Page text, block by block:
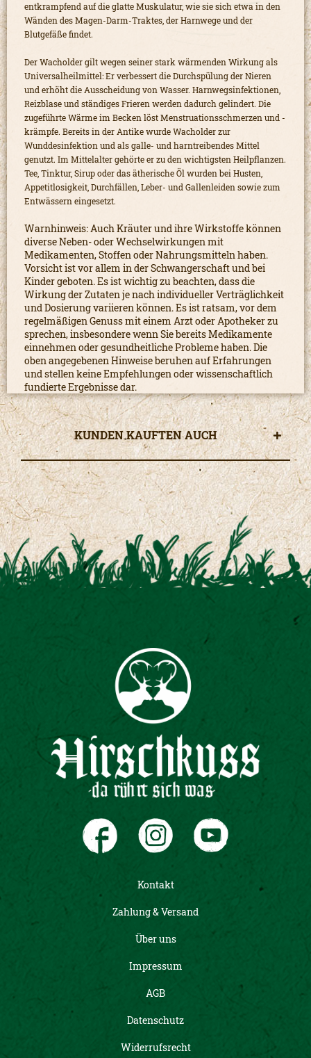
entkrampfend auf die glatte Muskulatur, wie sie sich etwa in den
Wänden des Magen-Darm-Traktes, der Harnwege und der
Blutgefäße findet.
Der Wacholder gilt wegen seiner stark wärmenden Wirkung als
Universalheilmittel: Er verbessert die Durchspülung der Nieren
und erhöht die Ausscheidung von Wasser. Harnwegsinfektionen,
Reizblase und ständiges Frieren werden dadurch gelindert. Die
zugeführte Wärme im Becken löst Menstruationsschmerzen und -
krämpfe. Bereits in der Antike wurde Wacholder zur
Wunddesinfektion und als galle- und harntreibendes Mittel
genutzt. Im Mittelalter gehörte er zu den wichtigsten Heilpflanzen.
Tee, Tinktur, Sirup oder das ätherische Öl wurden bei Husten,
Appetitlosigkeit, Durchfällen, Leber- und Gallenleiden sowie zum
Entwässern eingesetzt.
Warnhinweis: Auch Kräuter und ihre Wirkstoffe können
diverse Neben- oder Wechselwirkungen mit
Medikamenten, Stoffen oder Nahrungsmitteln haben.
Vorsicht ist vor allem in der Schwangerschaft und bei
Kinder geboten. Es ist wichtig zu beachten, dass die
Wirkung der Zutaten je nach individueller Verträglichkeit
und Dosierung variieren können. Es ist ratsam, vor dem
regelmäßigen Genuss mit einem Arzt oder Apotheker zu
sprechen, insbesondere wenn Sie bereits Medikamente
einnehmen oder gesundheitliche Probleme haben. Die
oben angegebenen Hinweise beruhen auf Erfahrungen
und stellen keine Empfehlungen oder wissenschaftlich
fundierte Ergebnisse dar.
KUNDEN KAUFTEN AUCH
Kontakt
Zahlung & Versand
Über uns
Impressum
AGB
Datenschutz
Widerrufsrecht